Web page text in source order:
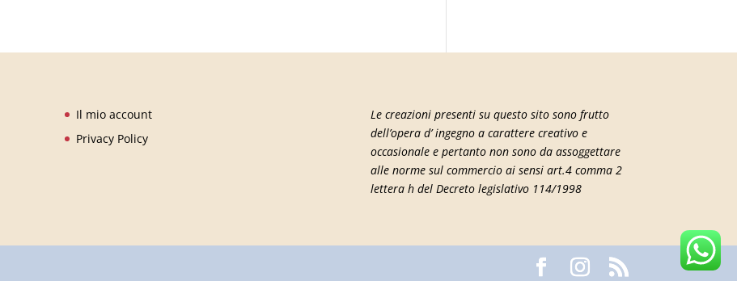
Il mio account
Privacy Policy
Le creazioni presenti su questo sito sono frutto
dell’opera d’ ingegno a carattere creativo e
occasionale e pertanto non sono da assoggettare
alle norme sul commercio ai sensi art.4 comma 2
lettera h del Decreto legislativo 114/1998